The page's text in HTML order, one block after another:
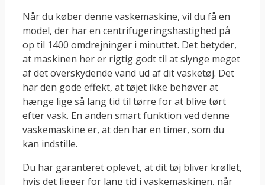
Når du køber denne vaskemaskine, vil du få en
model, der har en centrifugeringshastighed på
op til 1400 omdrejninger i minuttet. Det betyder,
at maskinen her er rigtig godt til at slynge meget
af det overskydende vand ud af dit vasketøj. Det
har den gode effekt, at tøjet ikke behøver at
hænge lige så lang tid til tørre for at blive tørt
efter vask. En anden smart funktion ved denne
vaskemaskine er, at den har en timer, som du
kan indstille.
Du har garanteret oplevet, at dit tøj bliver krøllet,
hvis det ligger for lang tid i vaskemaskinen, når